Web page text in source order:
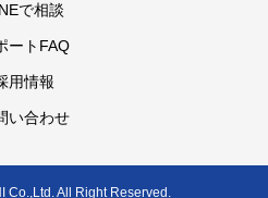
で相談
ートFAQ
用情報
い合わせ
Co.,Ltd. All Right Reserved.